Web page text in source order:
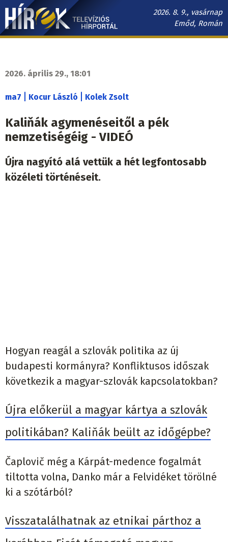
Ugrás
tartalomra
2026. 8. 9., vasárnap
Emőd, Román
Hírek.sk
navigáció
2026. április 29., 18:01
ma7 Kocur László Kolek Zsolt
Kaliňák agymenéseitől a pék
nemzetiségéig - VIDEÓ
Újra nagyító alá vettük a hét legfontosabb
közéleti történéseit.
Hogyan reagál a szlovák politika az új
budapesti kormányra? Konfliktusos időszak
következik a magyar-szlovák kapcsolatokban?
Újra előkerül a magyar kártya a szlovák
politikában? Kaliňák beült az időgépbe?
Čaplovič még a Kárpát-medence fogalmát
tiltotta volna, Danko már a Felvidéket törölné
ki a szótárból?
Visszatalálhatnak az etnikai párthoz a